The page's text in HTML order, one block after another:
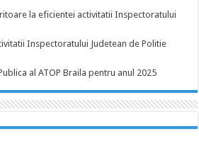
la eficientei activitatii Inspectoratului
Inspectoratului Judetean de Politie
al ATOP Braila pentru anul 2025